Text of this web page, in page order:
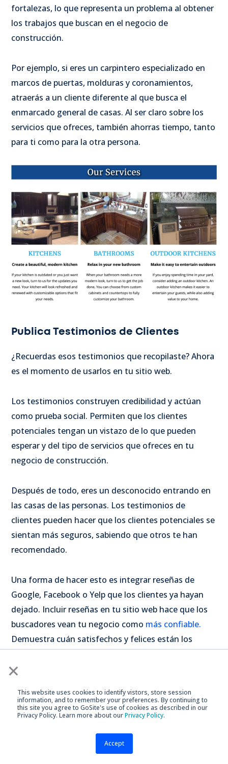
×
This website uses cookies to identify vistors, store session
information, and to remember your preferences. By continuing to
this site you agree to GoSite's use of cookies as described in our
Privacy Policy. Learn more about ourPrivacy Policy.
Accept
fortalezas, lo que representa un problema al obtener
los trabajos que buscan en el negocio de
construcción.
Por ejemplo, si eres un carpintero especializado en
marcos de puertas, molduras y coronamientos,
atraerás a un cliente diferente al que busca el
enmarcado general de casas. Al ser claro sobre los
servicios que ofreces, también ahorras tiempo, tanto
para ti como para la otra persona.
Publica Testimonios de Clientes
¿Recuerdas esos testimonios que recopilaste? Ahora
es el momento de usarlos en tu sitio web.
Los testimonios construyen credibilidad y actúan
como prueba social. Permiten que los clientes
potenciales tengan un vistazo de lo que pueden
esperar y del tipo de servicios que ofreces en tu
negocio de construcción.
Después de todo, eres un desconocido entrando en
las casas de las personas. Los testimonios de
clientes pueden hacer que los clientes potenciales se
sientan más seguros, sabiendo que otros te han
recomendado.
Una forma de hacer esto es integrar reseñas de
Google, Facebook o Yelp que los clientes ya hayan
dejado. Incluir reseñas en tu sitio web hace que los
buscadores vean tu negocio como más confiable.
Demuestra cuán satisfechos y felices están los
Incluye un Enlace de Reseñas
Las reseñas van de la mano con los testimonios de
si no el más importante, de un sitio web de